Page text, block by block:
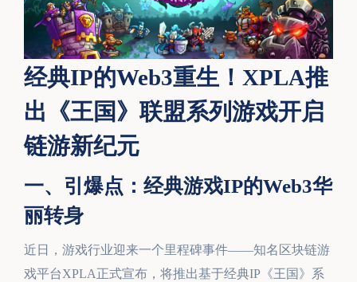
经典IP的Web3重生！XPLA推
出《王国》联盟系列游戏开启
链游新纪元
一、引爆点：经典游戏IP的Web3华
丽转身
近日，游戏行业迎来一个里程碑事件——知名区块链游
戏平台XPLA正式宣布，将推出基于经典IP《王国》系